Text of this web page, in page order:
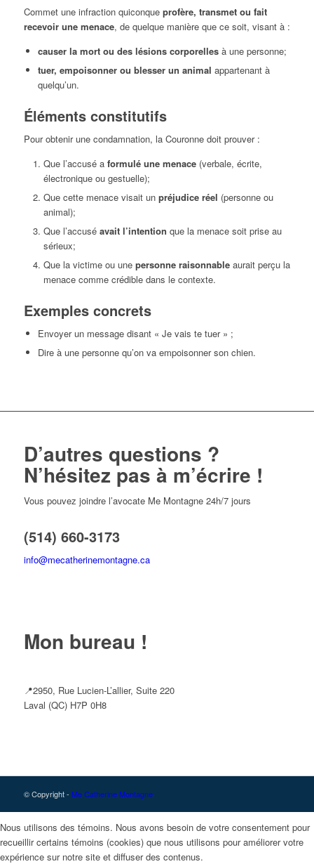
Commet une infraction quiconque profère, transmet ou fait
recevoir une menace, de quelque manière que ce soit, visant à :
causer la mort ou des lésions corporellesà une personne;
tuer, empoisonner ou blesser un animal appartenant à
quelqu’un.
Éléments constitutifs
Pour obtenir une condamnation, la Couronne doit prouver :
Que l’accusé a formulé une menace(verbale, écrite,
électronique ou gestuelle);
Que cette menace visait un préjudice réel (personne ou
animal);
Que l’accusé avait l’intention que la menace soit prise au
sérieux;
Que la victime ou une personne raisonnableaurait perçu la
menace comme crédible dans le contexte.
Exemples concrets
Envoyer un message disant « Je vais te tuer » ;
Dire à une personne qu’on va empoisonner son chien.
D’autres questions ?
N’hésitez pas à m’écrire !
Vous pouvez joindre l’avocate Me Montagne 24h/7 jours
(514) 660-3173
info@mecatherinemontagne.ca
Mon bureau !
📍2950, Rue Lucien-L’allier, Suite 220
Laval (QC) H7P 0H8
© Copyright - Me Catherine Montagne
Nous utilisons des témoins. Nous avons besoin de votre consentement pour
recueillir certains témoins (cookies) que nous utilisons pour améliorer votre
expérience sur notre site et diffuser des contenus.